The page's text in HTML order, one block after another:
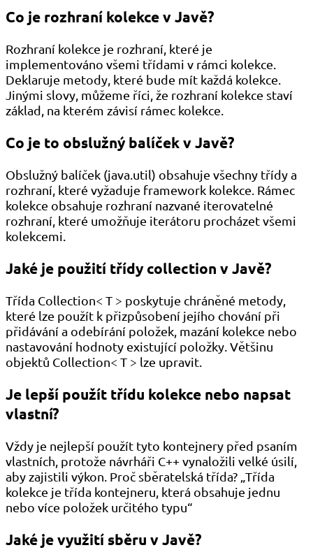
Co je rozhraní kolekce v Javě?
Rozhraní kolekce je rozhraní, které je
implementováno všemi třídami v rámci kolekce.
Deklaruje metody, které bude mít každá kolekce.
Jinými slovy, můžeme říci, že rozhraní kolekce staví
základ, na kterém závisí rámec kolekce.
Co je to obslužný balíček v Javě?
Obslužný balíček (java.util) obsahuje všechny třídy a
rozhraní, které vyžaduje framework kolekce. Rámec
kolekce obsahuje rozhraní nazvané iterovatelné
rozhraní, které umožňuje iterátoru procházet všemi
kolekcemi.
Jaké je použití třídy collection v Javě?
Třída Collection< T > poskytuje chráněné metody,
které lze použít k přizpůsobení jejího chování při
přidávání a odebírání položek, mazání kolekce nebo
nastavování hodnoty existující položky. Většinu
objektů Collection< T > lze upravit.
Je lepší použít třídu kolekce nebo napsat
vlastní?
Vždy je nejlepší použít tyto kontejnery před psaním
vlastních, protože návrháři C++ vynaložili velké úsilí,
aby zajistili výkon. Proč sběratelská třída? „Třída
kolekce je třída kontejneru, která obsahuje jednu
nebo více položek určitého typu“
Jaké je využití sběru v Javě?